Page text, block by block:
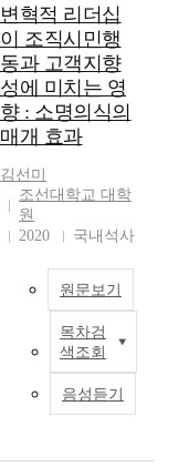
변혁적 리더십
이 조직시민행
동과 고객지향
성에 미치는 영
향 : 소명의식의
매개 효과
김선미
조선대학교 대학
원
2020
국내석사
원문보기
목차검
색조회
음성듣기